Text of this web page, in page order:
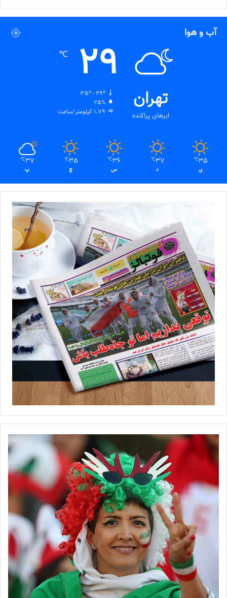
آب و هوا
تهران
ابرهای پراکنده
29
℃
35º - 29º
25%
1.79 کیلومتر/ساعت
35
℃
ی
37
℃
د
36
℃
س
35
℃
چ
37
℃
پ